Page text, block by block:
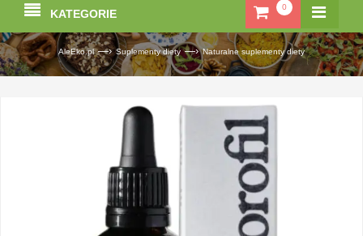
0
KATEGORIE
AleEko.pl —› Suplementy diety —› Naturalne suplementy diety